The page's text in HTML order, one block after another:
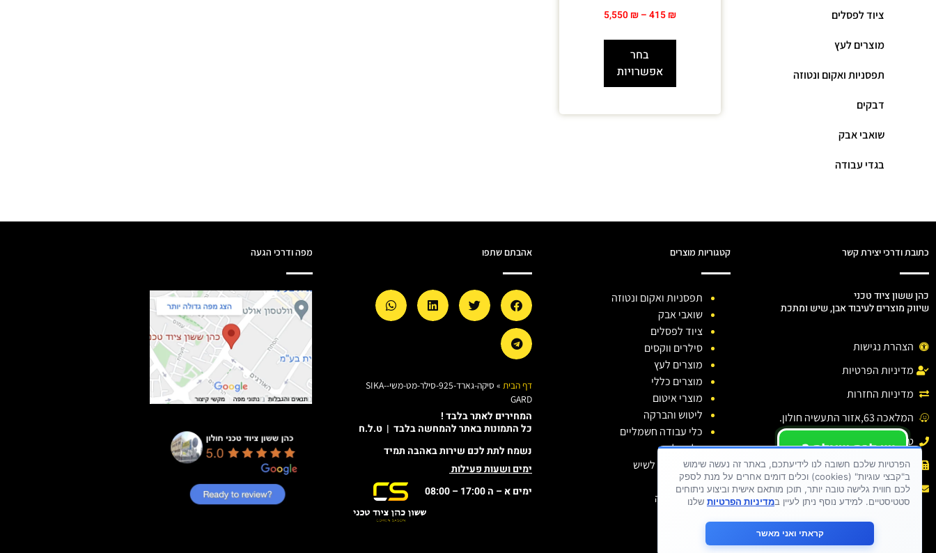
ציוד לפסלים
מוצרים לעץ
תפסניות ואקום ונטוזה
דבקים
שואבי אבק
בגדי עבודה
415 ₪
–
5,550 ₪
בחר
אפשרויות
כתובת ודרכי יצירת קשר
כהן ששון ציוד טכני
שיווק מוצרים לעיבוד אבן, שיש ומתכת
הצהרת נגישות
מדיניות הפרטיות
מדיניות החזרות
המלאכה 63,אזור התעשיה חולון.
טלפון: 03-6138810
פקס : 03-6138810
אימייל :sason.cohen26@gmail.com
קטגוריות מוצרים
תפסניות ואקום ונטוזה
שואבי אבק
ציוד לפסלים
סילרים ווקסים
מוצרים לעץ
מוצרים כללי
מוצרי איטום
ליטוש והברקה
כלי עבודה חשמליים
כלי יהלום
חומרי ניקוי לשיש
דבקים
בגדי עבודה
אהבתם שתפו
דף הבית »
סיקה-גארד-925-סילר-מט-משי-SIKA-
GARD
המחירים לאתר בלבד !
כל התמונות באתר להמחשה בלבד | ט.ל.ח
נשמח לתת לכם שירות באהבה תמיד
ימים ושעות פעילות
ימים א – ה 17:00 – 08:00
מפה ודרכי הגעה
יש לכם שאלה ?
יש לכם בעיה ?
כתבו לנו
הפרטיות שלכם חשובה לנו לידיעתכם, באתר זה נעשה שימוש
ב"קבצי עוגיות" (cookies) וכלים דומים אחרים על מנת לספק
לכם חווית גלישה טובה יותר, תוכן מותאם אישית וביצוע ניתוחים
סטטיסטיים. למידע נוסף ניתן לעיין במדיניות הפרטיות שלנו
קראתי ואני מאשר